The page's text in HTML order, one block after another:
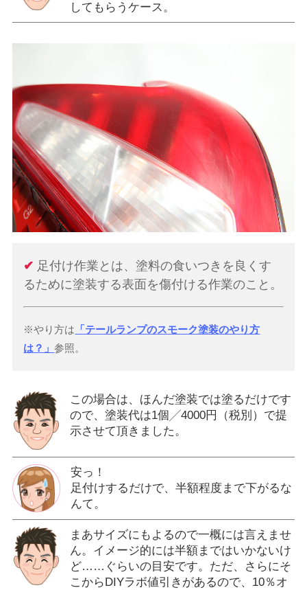
してもらうケース。
✔ 足付け作業とは、塗料の食いつきを良くす
るために塗装する表面を傷付ける作業のこと。
※やり方は 「テールランプのスモーク塗装のやり方
は？」参照。
この場合は、ほんだ塗装では塗るだけです
ので、塗装代は1個╱4000円（税別）で提
示させて頂きました。
安っ！
足付けするだけで、半額程度まで下がるな
んて。
まあサイズにもよるので一概には言えませ
ん。イメージ的には半額まではいかないけ
ど……ぐらいの目安です。ただ、さらにそ
こからDIYラボ値引きがあるので、10％オ